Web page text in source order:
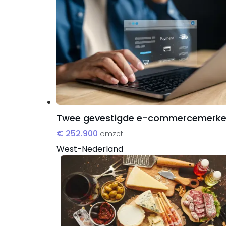
Twee gevestigde e-
€ 252.900 omzet
West-Nederland